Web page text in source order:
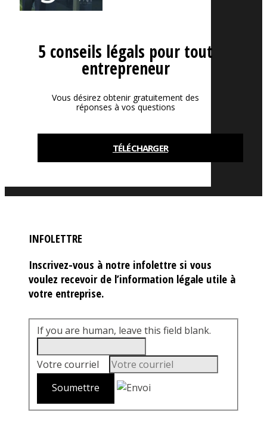
5 conseils légals pour tout
entrepreneur
Vous désirez obtenir gratuitement des
réponses à vos questions
TÉLÉCHARGER
INFOLETTRE
Inscrivez-vous à notre infolettre si vous
voulez recevoir de l’information légale utile à
votre entreprise.
If you are human, leave this field blank.
Votre courriel